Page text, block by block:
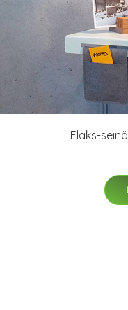
Fläks-